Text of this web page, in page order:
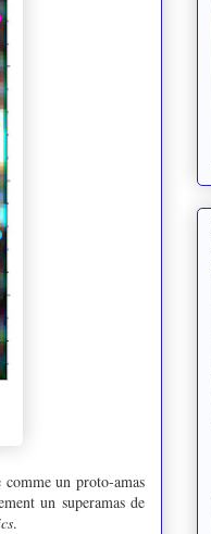
un proto-amas
un superamas de
.